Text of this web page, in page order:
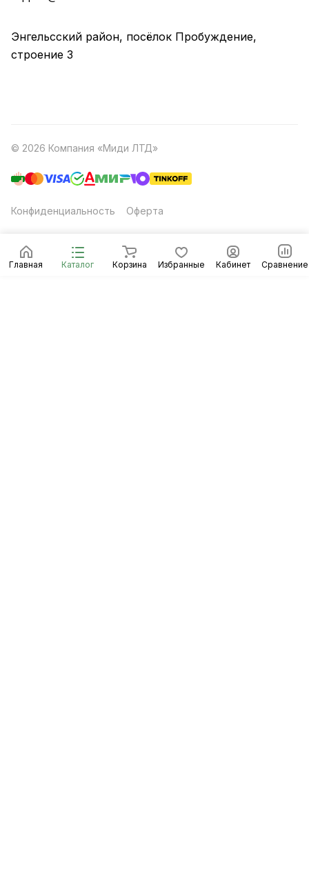
Главная Каталог Корзина Избранные Кабинет Сравнение
Энгельсский район, посёлок Пробуждение,
строение 3
© 2026 Компания «Миди ЛТД»
Конфиденциальность Оферта